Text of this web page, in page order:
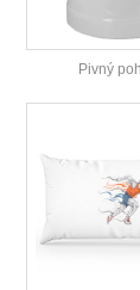
Pivný